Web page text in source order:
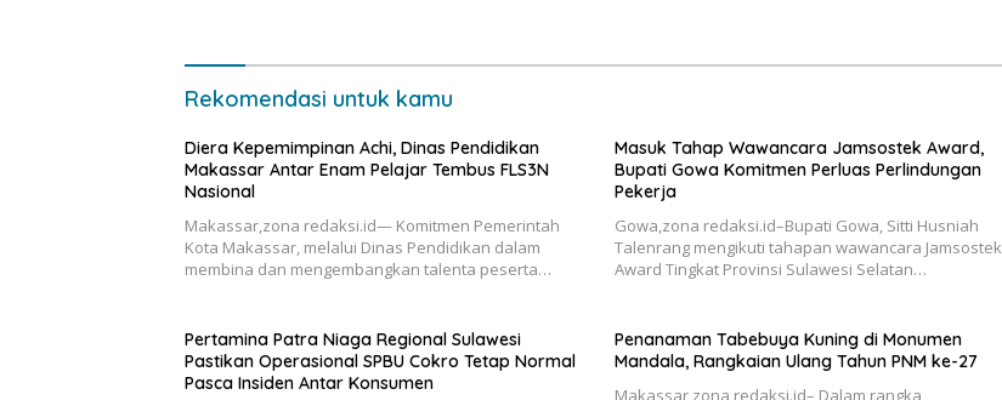
Rekomendasi untuk kamu
Diera Kepemimpinan Achi, Dinas Pendidikan
Makassar Antar Enam Pelajar Tembus FLS3N
Nasional
Makassar,zona redaksi.id— Komitmen Pemerintah
Kota Makassar, melalui Dinas Pendidikan dalam
membina dan mengembangkan talenta peserta…
Masuk Tahap Wawancara Jamsostek Award,
Bupati Gowa Komitmen Perluas Perlindungan
Pekerja
Gowa,zona redaksi.id–Bupati Gowa, Sitti Husniah
Talenrang mengikuti tahapan wawancara Jamsostek
Award Tingkat Provinsi Sulawesi Selatan…
Pertamina Patra Niaga Regional Sulawesi
Pastikan Operasional SPBU Cokro Tetap Normal
Pasca Insiden Antar Konsumen
Penanaman Tabebuya Kuning di Monumen
Mandala, Rangkaian Ulang Tahun PNM ke-27
Makassar,zona redaksi.id– Dalam rangka